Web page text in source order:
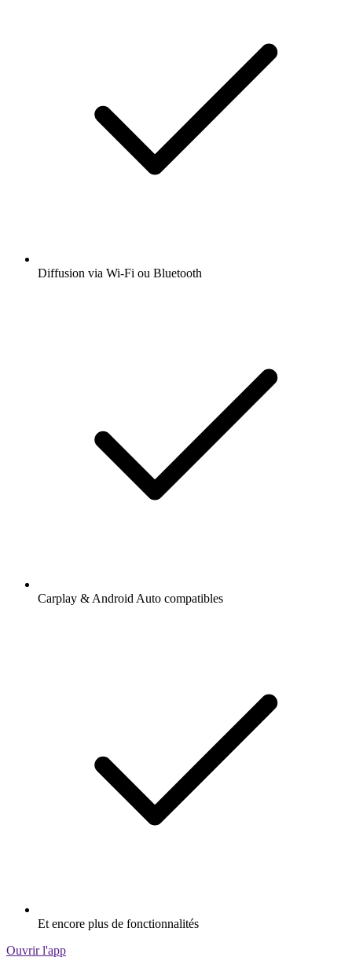
Diffusion via Wi-Fi ou Bluetooth
Carplay & Android Auto compatibles
Et encore plus de fonctionnalités
Ouvrir l'app